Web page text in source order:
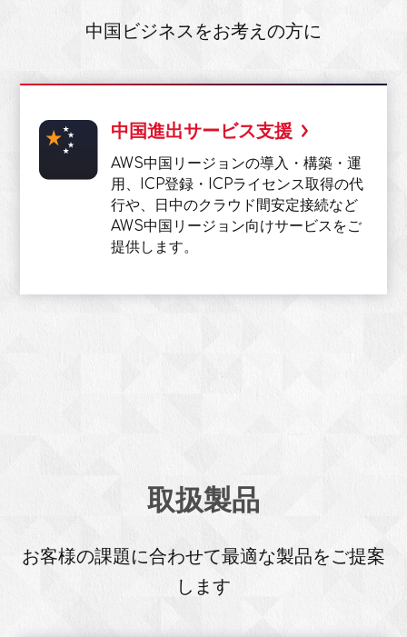
中国ビジネスをお考えの方に
中国進出サービス支援
AWS中国リージョンの導入・構築・運
用、ICP登録・ICPライセンス取得の代
行や、日中のクラウド間安定接続など
AWS中国リージョン向けサービスをご
提供します。
取扱製品
お客様の課題に合わせて最適な製品をご提案
します